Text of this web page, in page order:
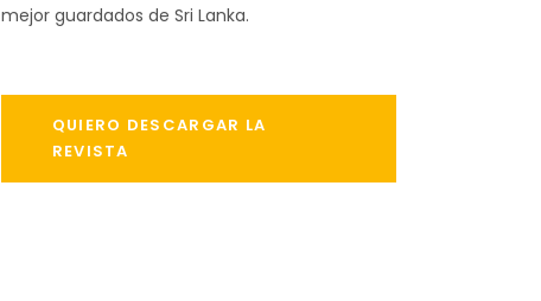
mejor guardados de Sri Lanka.
QUIERO DESCARGAR LA
REVISTA